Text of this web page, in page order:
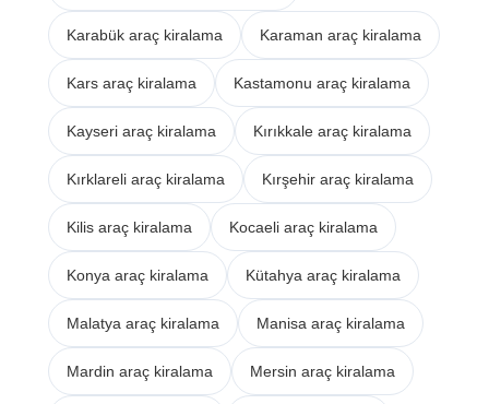
Karabük araç kiralama Karaman araç kiralama
Kars araç kiralama Kastamonu araç kiralama
Kayseri araç kiralama Kırıkkale araç kiralama
Kırklareli araç kiralama Kırşehir araç kiralama
Kilis araç kiralama Kocaeli araç kiralama
Konya araç kiralama Kütahya araç kiralama
Malatya araç kiralama Manisa araç kiralama
Mardin araç kiralama Mersin araç kiralama